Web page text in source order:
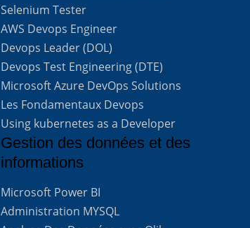
Selenium Tester
AWS Devops Engineer
Devops Leader (DOL)
Devops Test Engineering (DTE)
Microsoft Azure DevOps Solutions
Les Fondamentaux Devops
Using kubernetes as a Developer
Gestion des données et des
informations
Microsoft Power BI
Administration MYSQL